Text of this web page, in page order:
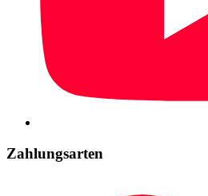
Zahlungsarten